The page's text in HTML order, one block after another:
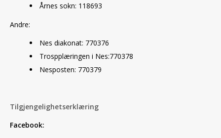
Årnes sokn: 118693
Andre:
Nes diakonat: 770376
Trospplæringen i Nes:770378
Nesposten: 770379
Tilgjengelighetserklæring
Facebook: